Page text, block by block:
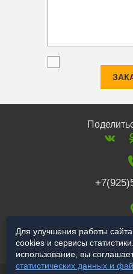
117519,
Для улучшения работы
cookies и сервисы
использование, вы
статистических данных и